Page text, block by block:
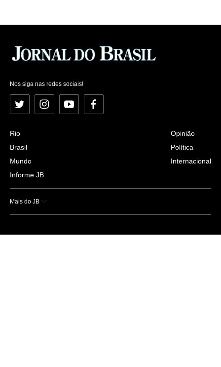
Nos siga nas redes sociais!
Twitter InstagramYouTubeFacebook
Rio
Brasil
Mundo
Informe JB
Opinião
Política
Internacional
Mais do JB
Esportes